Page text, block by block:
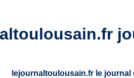
lejournaltoulousain.fr le